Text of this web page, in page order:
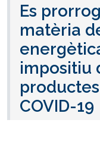
Es
matèria
impositiu
COVID-19